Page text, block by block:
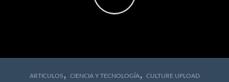
ARTICULOS, CIENCIA Y TECNOLOGÍA, CULTURE UPLOAD